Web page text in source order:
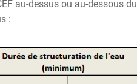
au-dessus ou au-dessous du
: